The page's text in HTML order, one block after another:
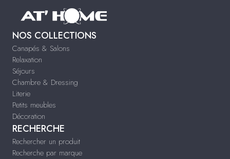
NOS COLLECTIONS
Canapés & Salons
Relaxation
Séjours
Chambre & Dressing
Literie
Petits meubles
Décoration
RECHERCHE
Rechercher un produit
Recherche par marque